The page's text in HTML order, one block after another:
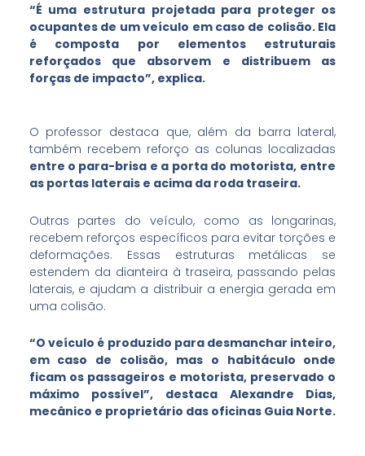
“É uma estrutura projetada para proteger os
ocupantes de um veículo em caso de colisão. Ela
é composta por elementos estruturais
reforçados que absorvem e distribuem as
forças de impacto”, explica.
O professor destaca que, além da barra lateral,
também recebem reforço as colunas localizadas
entre o para-brisa e a porta do motorista, entre
as portas laterais e acima da roda traseira.
Outras partes do veículo, como as longarinas,
recebem reforços específicos para evitar torções e
deformações. Essas estruturas metálicas se
estendem da dianteira à traseira, passando pelas
laterais, e ajudam a distribuir a energia gerada em
uma colisão.
“O veículo é produzido para desmanchar inteiro,
em caso de colisão, mas o habitáculo onde
ficam os passageiros e motorista, preservado o
máximo possível”, destaca Alexandre Dias,
mecânico e proprietário das oficinas Guia Norte.